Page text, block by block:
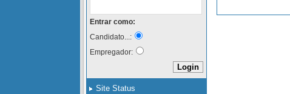
Entrar como:
Candidato...:
Empregador:
Site Status